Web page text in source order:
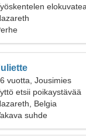
vuotta, Jousimies
etsii poikaystävää
Belgia
suhde